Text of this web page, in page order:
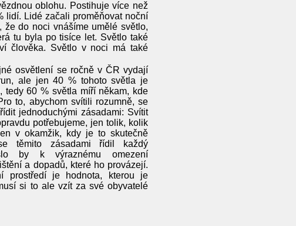
oblohu. Postihuje více než
lidí. Lidé začali proměňovat noční
do noci vnášíme umělé světlo,
tu byla po tisíce let. Světlo také
člověka. Světlo v noci má také
osvětlení se ročně v ČR vydají
ale jen 40 % tohoto světla je
tedy 60 % světla míří někam, kde
to, abychom svítili rozumně, se
jednoduchými zásadami: Svítit
potřebujeme, jen tolik, kolik
v okamžik, kdy je to skutečně
těmito zásadami řídil každý
by k výraznému omezení
a dopadů, které ho provázejí.
prostředí je hodnota, kterou je
si to ale vzít za své obyvatelé